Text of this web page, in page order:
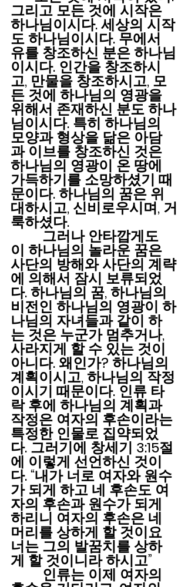
그리고 모든 것에 시작은
하나님이시다. 세상의 시작
도 하나님이시다. 무에서
유를 창조하신 분은 하나님
이시다. 인간을 창조하시
고, 만물을 창조하시고, 모
든 것에 하나님의 영광을
위해서 존재하신 분도 하나
님이시다. 특히 하나님의
모양과 형상을 닮은 아담
과 이브를 창조하신 것은
하나님의 영광이 온 땅에
가득하기를 소망하셨기 때
문이다. 하나님의 꿈은 위
대하시고, 신비로우시며, 거
룩하셨다.
그러나 안타깝게도
이 하나님의 놀라운 꿈은
사단의 방해와 사단의 계략
에 의해서 잠시 보류되었
다. 하나님의 꿈, 하나님의
비전인 하나님의 영광이 하
나님의 자녀들과 같이 하
는 것은 누군가 멈추거나,
사라지게 할 수 있는 것이
아니다. 왜인가? 하나님의
계획이시고, 하나님의 작정
이시기 때문이다. 인류 타
락 후에 하나님의 계획과
작정은 여자의 후손이라는
특정한 인물로 집약되었
다. 그러기에 창세기 3:15절
에 이렇게 선언하신 것이
다. “내가 너로 여자와 원수
가 되게 하고 네 후손도 여
자의 후손과 원수가 되게
하리니 여자의 후손은 네
머리를 상하게 할 것이요
너는 그의 발꿈치를 상하
게 할 것이니라 하시고”
인류는 이제 여자의